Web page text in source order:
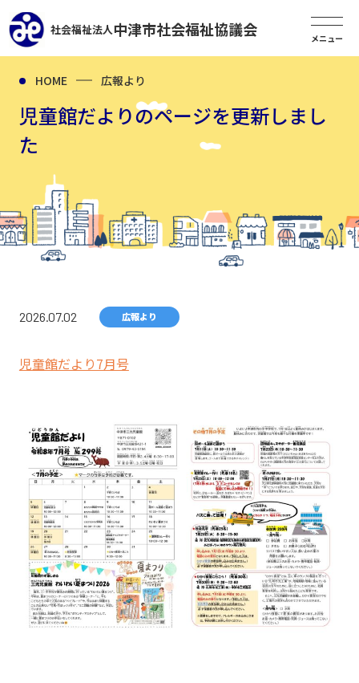
社会福祉法人中津市社会福祉協議会
HOME 広報より
児童館だよりのページを更新しまし
た
2026.07.02 広報より
児童館だより7月号